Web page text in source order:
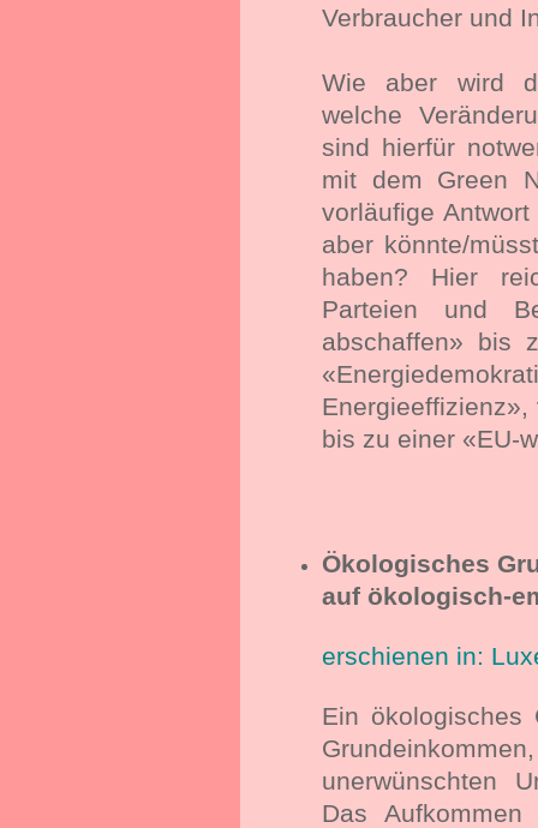
Verbraucher und
Wie aber wird
welche
sind hierfür
mit dem Green
vorläufige
aber könnte/
haben? Hier
Parteien und
abschaffen» bis
bis zu einer «EU-
Ökologisches
auf ökologisch-
erschienen in:
Ein ökologisches
unerwünschten
Das Aufkommen